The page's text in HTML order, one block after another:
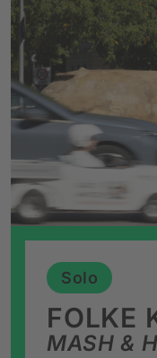
Solo
MASH &
FOLKE